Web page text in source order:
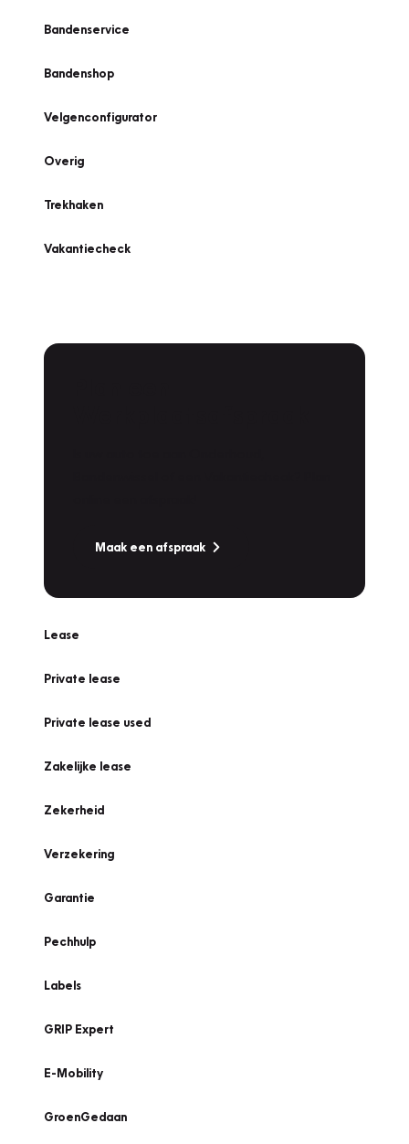
Bandenservice
Bandenshop
Velgenconfigurator
Overig
Trekhaken
Vakantiecheck
Maak een afspraak
Lease
Private lease
Private lease used
Zakelijke lease
Zekerheid
Verzekering
Garantie
Pechhulp
Labels
GRIP Expert
E-Mobility
GroenGedaan